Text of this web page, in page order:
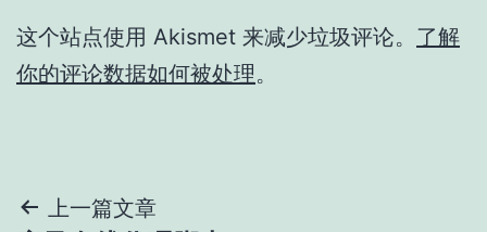
这个站点使用 Akismet 来减少垃圾评论。 了解
你的评论数据如何被处理。
文上一篇文章